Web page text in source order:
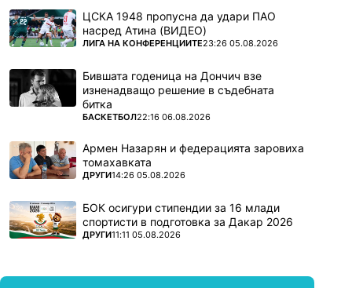
ЦСКА 1948 пропусна да удари ПАО
насред Атина (ВИДЕО)
ПОВЕЧЕ ОТ
ЛИГА НА КОНФЕРЕНЦИИТЕ23:26 05.08.2026
Бившата годеница на Дончич взе
изненадващо решение в съдебната
битка
ПОВЕЧЕ ОТ
БАСКЕТБОЛ22:16 06.08.2026
Армен Назарян и федерацията заровиха
томахавката
ПОВЕЧЕ ОТ
ДРУГИ14:26 05.08.2026
БОК осигури стипендии за 16 млади
спортисти в подготовка за Дакар 2026
ПОВЕЧЕ ОТ
ДРУГИ11:11 05.08.2026